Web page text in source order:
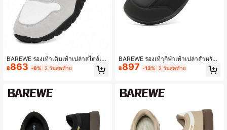
BAREWE รองเท้าเดินเท้าเปล่าสไตล์เรโ
ทรสำหรับวัยรุ่น รองเท้าเดินกลางแจ้ง
สำหรับเด็กชายและเด็กหญิง รองเท้าทร
ระบายอากาศได้ทุกฤดู รองเท้าไม่มีเชือ
฿863 -6% 2 วันสุดท้าย
BAREWE รองเท้ากีฬาเท้าเปล่าสำหรับวั
ยรุ่น รองเท้าเดินที่ช่วยให้ขาดูสวย กล่อง
นิ้วเท้ากว้าง รองเท้าวิ่งกลางแจ้งทุกฤดูก
฿897 -13% 2 วันสุดท้าย